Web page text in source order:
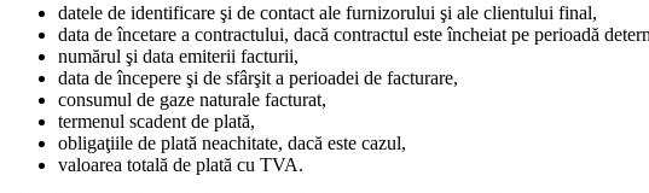
datele de identificare şi de contact ale furnizorului şi ale clientului final,
data de încetare a contractului, dacă contractul este încheiat pe perioadă
numărul şi data emiterii facturii,
data de începere şi de sfârşit a perioadei de facturare,
consumul de gaze naturale facturat,
termenul scadent de plată,
obligaţiile de plată neachitate, dacă este cazul,
valoarea totală de plată cu TVA.